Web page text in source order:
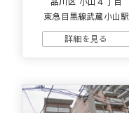
東急目黒線武蔵小山駅